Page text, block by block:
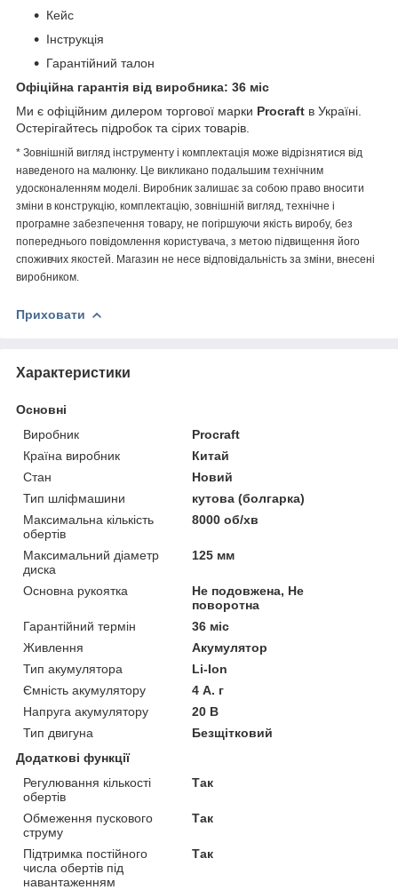
Кейс
Інструкція
Гарантійний талон
Офіційна гарантія від виробника: 36 міс
Ми є офіційним дилером торгової марки Procraft в Україні.
Остерігайтесь підробок та сірих товарів.
* Зовнішній вигляд інструменту і комплектація може відрізнятися від
наведеного на малюнку. Це викликано подальшим технічним
удосконаленням моделі. Виробник залишає за собою право вносити
зміни в конструкцію, комплектацію, зовнішній вигляд, технічне і
програмне забезпечення товару, не погіршуючи якість виробу, без
попереднього повідомлення користувача, з метою підвищення його
споживчих якостей. Магазин не несе відповідальність за зміни, внесені
виробником.
Приховати
Характеристики
Основні
Виробник
Procraft
Країна виробник
Китай
Стан
Новий
Тип шліфмашини
кутова (болгарка)
Максимальна кількість
обертів
8000 об/хв
Максимальний діаметр
диска
125 мм
Основна рукоятка
Не подовжена, Не
поворотна
Гарантійний термін
36 міс
Живлення
Акумулятор
Тип акумулятора
Li-Ion
Ємність акумулятору
4 А. г
Напруга акумулятору
20 В
Тип двигуна
Безщітковий
Додаткові функції
Регулювання кількості
обертів
Так
Обмеження пускового
струму
Так
Підтримка постійного
числа обертів під
навантаженням
Так